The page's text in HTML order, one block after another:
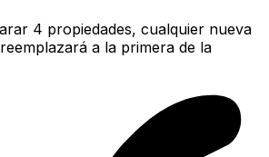
4 propiedades, cualquier nueva
a la primera de la